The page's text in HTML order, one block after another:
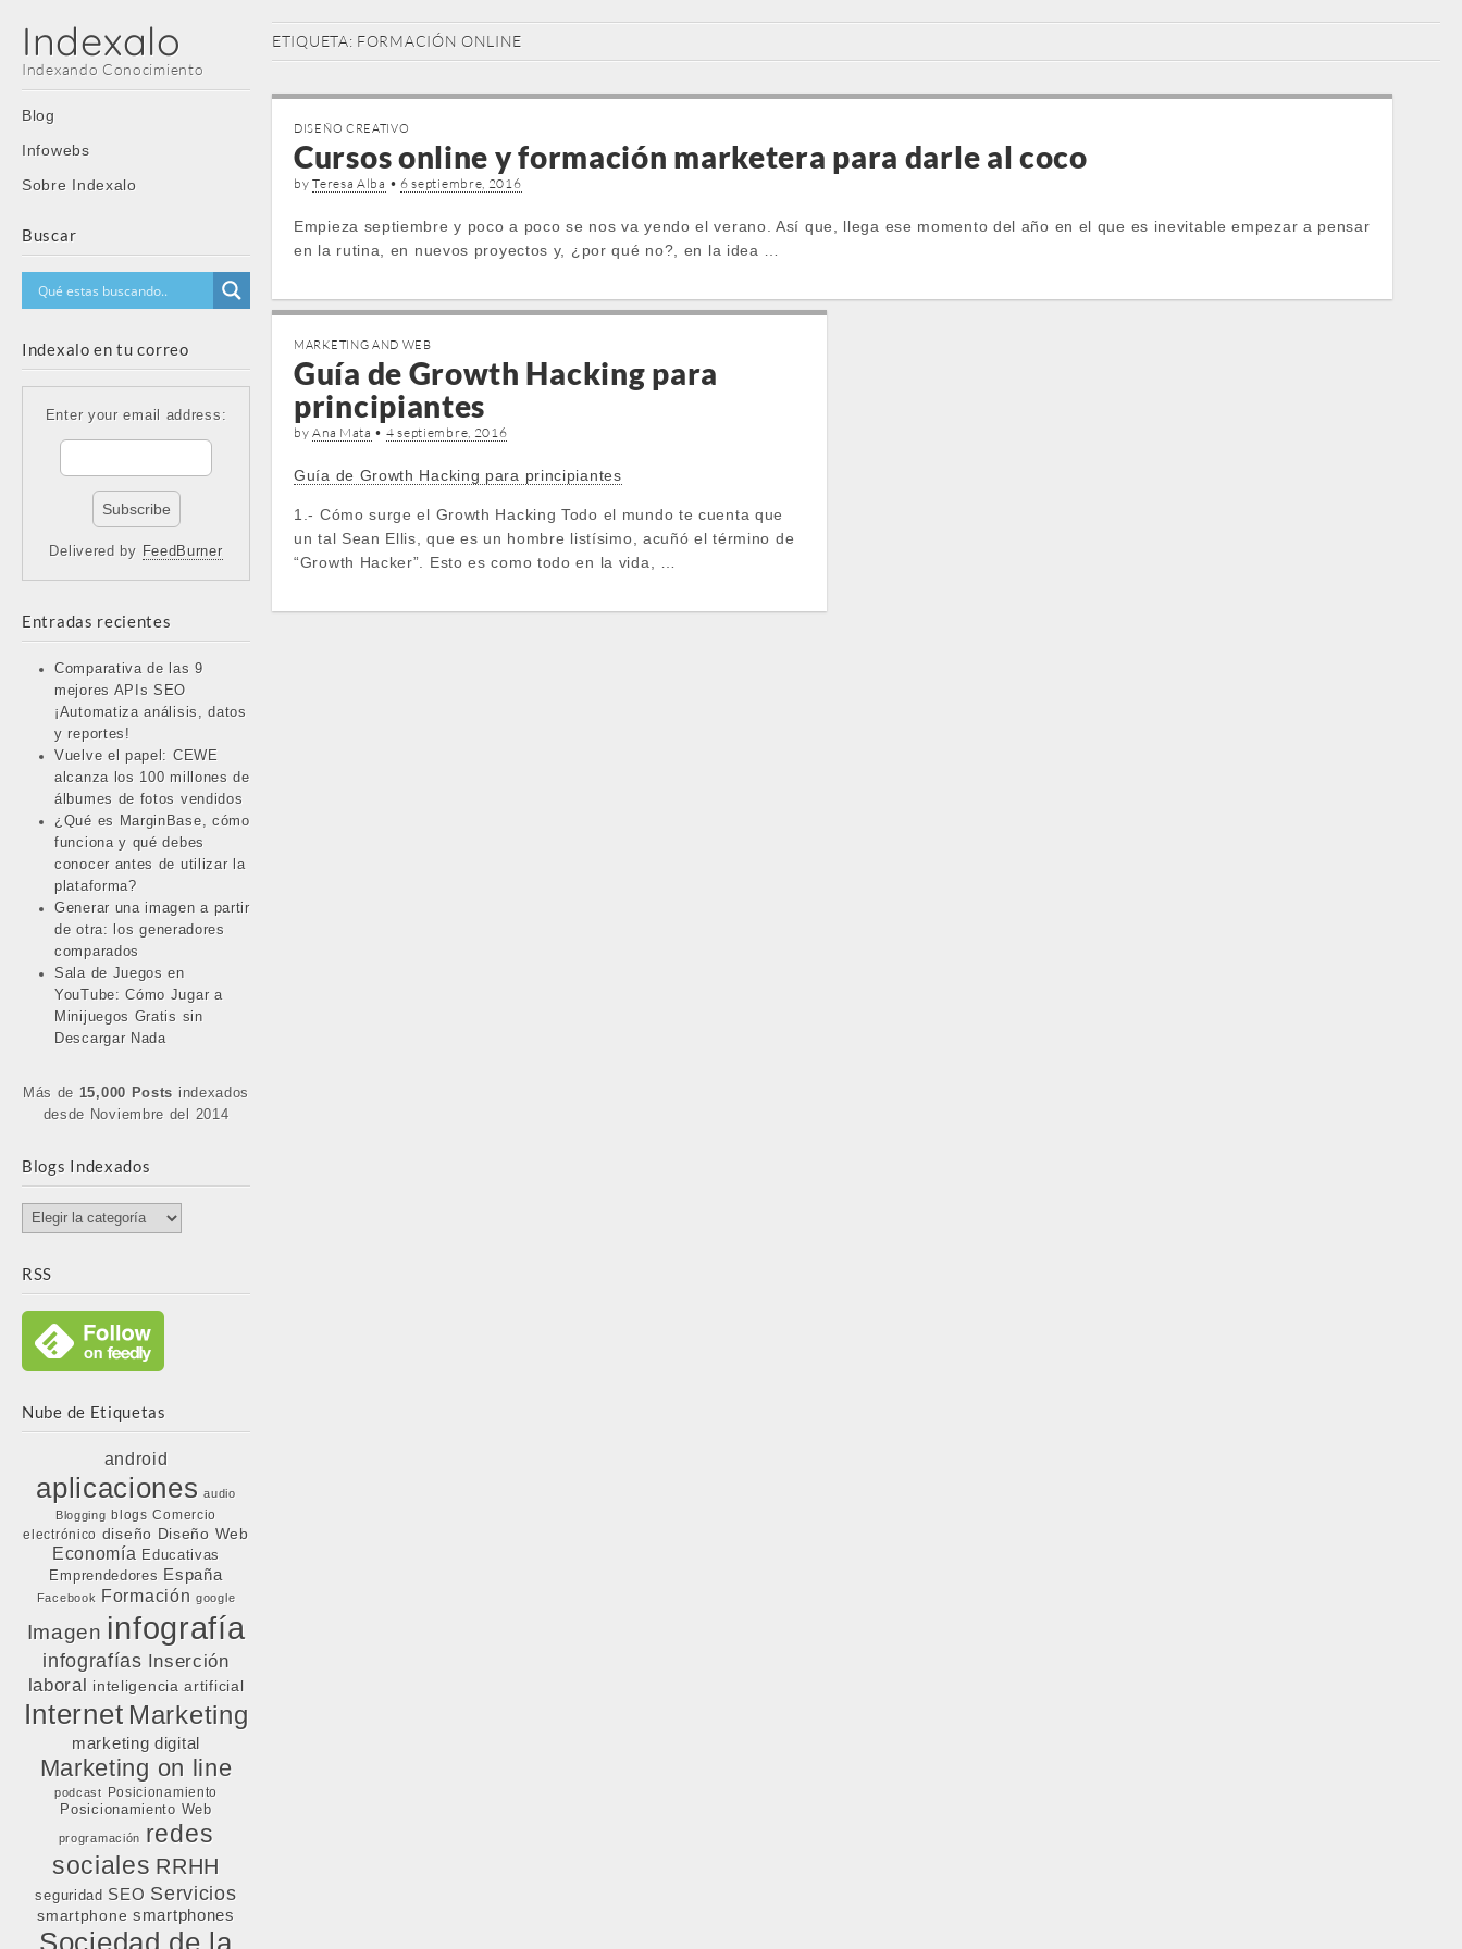
Indexalo
Indexando Conocimiento
Main
menu
Skip
content
Blog
Infowebs
Sobre Indexalo
Buscar
Indexalo en tu correo
Enter your email address:
Delivered by FeedBurner
Entradas recientes
Comparativa de las 9
mejores APIs SEO
¡Automatiza análisis, datos
y reportes!
Vuelve el papel: CEWE
alcanza los 100 millones de
álbumes de fotos vendidos
¿Qué es MarginBase, cómo
funciona y qué debes
conocer antes de utilizar la
plataforma?
Generar una imagen a partir
de otra: los generadores
comparados
Sala de Juegos en
YouTube: Cómo Jugar a
Minijuegos Gratis sin
Descargar Nada
Más de 15,000 Posts indexados
desde Noviembre del 2014
Blogs Indexados
Blogs
Indexados
RSS
Nube de Etiquetas
android
aplicaciones audio
Blogging blogs Comercio
electrónico diseño Diseño Web
Economía Educativas
Emprendedores España
Facebook Formación google
Imagen infografía
infografías Inserción
laboral inteligencia artificial
Internet Marketing
marketing digital
Marketing on line
podcast
Posicionamiento
Posicionamiento Web
programación redes
sociales RRHH
seguridad SEO Servicios
smartphone smartphones
Sociedad de la
ETIQUETA: FORMACIÓN ONLINE
DISEÑO CREATIVO
Cursos online y formación marketera para darle al coco
byTeresa Alba • 6 septiembre, 2016
Empieza septiembre y poco a poco se nos va yendo el verano. Así que, llega ese momento del año en el que es inevitable empezar a pensar
en la rutina, en nuevos proyectos y, ¿por qué no?, en la idea …
MARKETING AND WEB
Guía de Growth Hacking para
principiantes
byAna Mata • 4 septiembre, 2016
Guía de Growth Hacking para principiantes
1.- Cómo surge el Growth Hacking Todo el mundo te cuenta que
un tal Sean Ellis, que es un hombre listísimo, acuñó el término de
“Growth Hacker”. Esto es como todo en la vida, …